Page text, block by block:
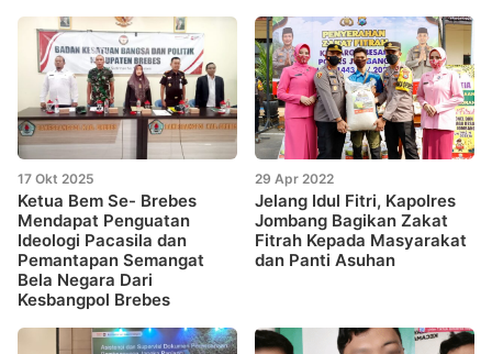
17 Okt 2025
Ketua Bem Se- Brebes
Mendapat Penguatan
Ideologi Pacasila dan
Pemantapan Semangat
Bela Negara Dari
Kesbangpol Brebes
29 Apr 2022
Jelang Idul Fitri, Kapolres
Jombang Bagikan Zakat
Fitrah Kepada Masyarakat
dan Panti Asuhan